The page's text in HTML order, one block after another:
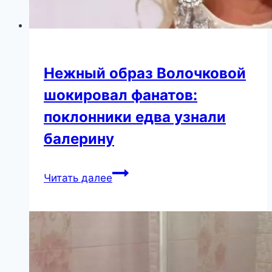
Нежный образ Волочковой
шокировал фанатов:
поклонники едва узнали
балерину
Читать далееНежный